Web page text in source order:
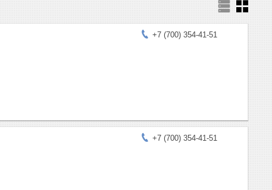
+7 (700) 354-41-51
+7 (700) 354-41-51